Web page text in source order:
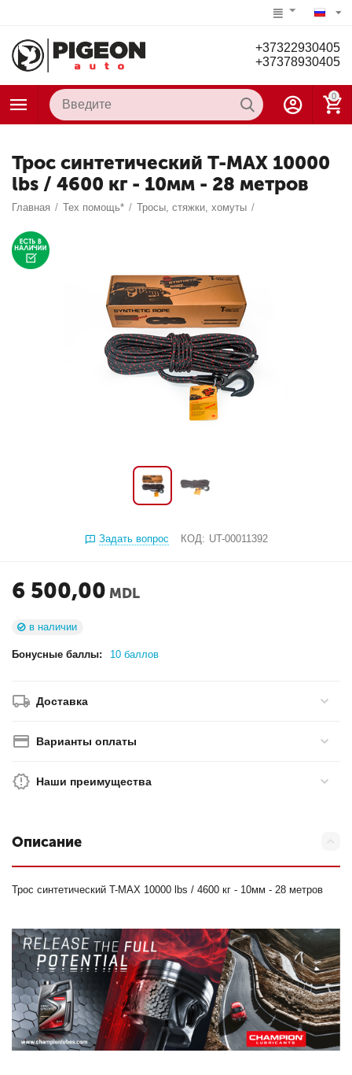
+37322930405
+37378930405
0
Трос синтетический T-MAX 10000
lbs / 4600 кг - 10мм - 28 метров
Главная / Тех помощь* / Тросы, стяжки, хомуты /
Задать вопрос КОД: UT-00011392
6 500,00 MDL
в наличии
Бонусные баллы: 10 баллов
Доставка
Варианты оплаты
Наши преимущества
Описание
Трос синтетический T-MAX 10000 lbs / 4600 кг - 10мм - 28 метров